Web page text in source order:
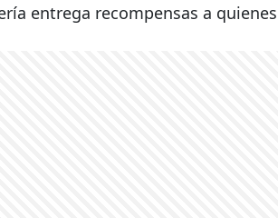
entrega recompensas a